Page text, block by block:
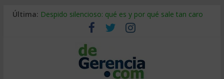
Última: Despido silencioso: qué es y por qué sale tan caro
La economía de Venezuela después del terremoto
Los 8 pasos de Kotter: liderar el cambio sin fracasar
Gestión de proyectos con IA: qué cambia en el oficio
IA y creatividad: cómo evitar que todos piensen igual